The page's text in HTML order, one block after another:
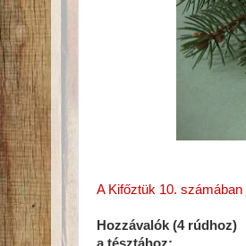
A Kifőztük 10. számában
Hozzávalók (4 rúdhoz)